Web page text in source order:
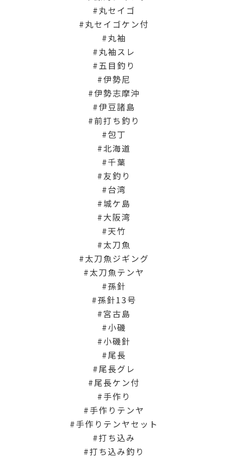
丸セイゴ
丸セイゴケン付
丸袖
丸袖スレ
五目釣り
伊勢尼
伊勢志摩沖
伊豆諸島
前打ち釣り
包丁
北海道
千葉
友釣り
台湾
城ケ島
大阪湾
天竹
太刀魚
太刀魚ジギング
太刀魚テンヤ
孫針
孫針13号
宮古島
小磯
小磯針
尾長
尾長グレ
尾長ケン付
手作り
手作りテンヤ
手作りテンヤセット
打ち込み
打ち込み釣り